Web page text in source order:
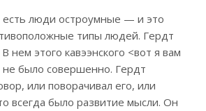
есть люди остроумные — и это
типы людей. Гердт
нем этого кавээнского <вот я вам
было совершенно. Гердт
или поворачивал его, или
всегда было развитие мысли. Он